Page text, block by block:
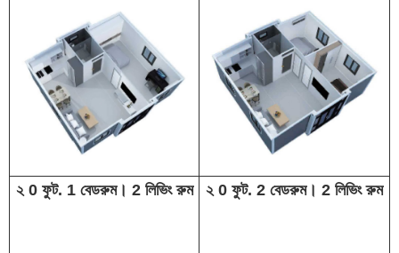
২ 0 ফুট. 1 বেডরুম। 2 লিভিং রুম ২ 0 ফুট. 2 বেডরুম। 2 লিভিং রুম